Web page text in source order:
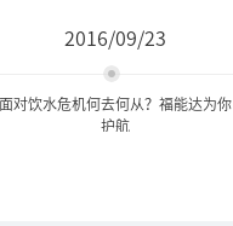
2016/09/23
面对饮水危机何去何从？福能达为你
护航